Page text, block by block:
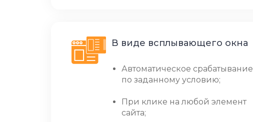
В виде всплывающего окна
Автоматическое срабатывание
по заданному условию;
При клике на любой элемент
сайта;